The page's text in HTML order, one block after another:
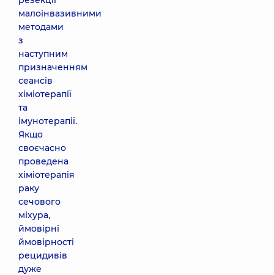
малоінвазивними
методами
з
наступним
призначенням
сеансів
хіміотерапії
та
імунотерапії.
Якщо
своєчасно
проведена
хіміотерапія
раку
сечового
міхура,
ймовірні
ймовірності
рецидивів
дуже